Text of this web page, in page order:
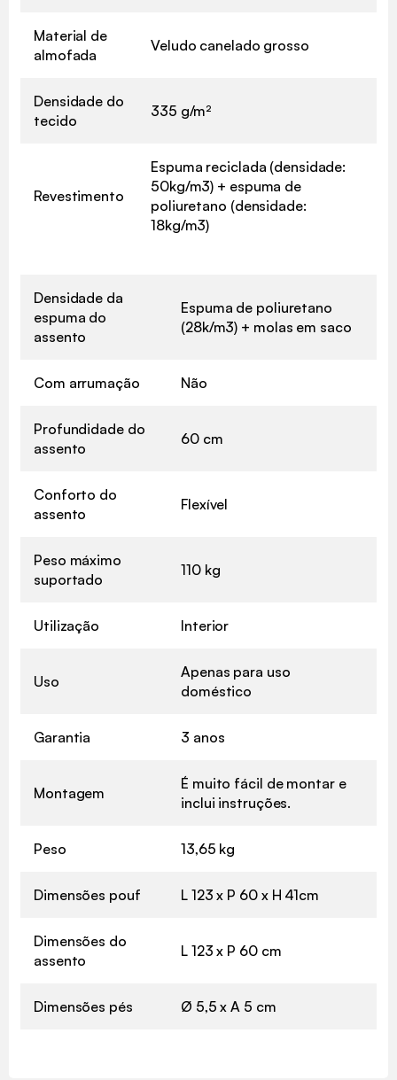
Material de
almofada
Veludo canelado grosso
Densidade do
tecido
335 g/m²
Revestimento
Espuma reciclada (densidade:
50kg/m3) + espuma de
poliuretano (densidade:
18kg/m3)
Densidade da
espuma do
assento
Espuma de poliuretano
(28k/m3) + molas em saco
Com arrumação Não
Profundidade do
assento
60 cm
Conforto do
assento
Flexível
Peso máximo
suportado
110 kg
Utilização Interior
Uso
Apenas para uso
doméstico
Garantia 3 anos
Montagem
É muito fácil de montar e
inclui instruções.
Peso 13,65 kg
Dimensões pouf L 123 x P 60 x H 41cm
Dimensões do
assento
L 123 x P 60 cm
Dimensões pés Ø 5,5 x A 5 cm